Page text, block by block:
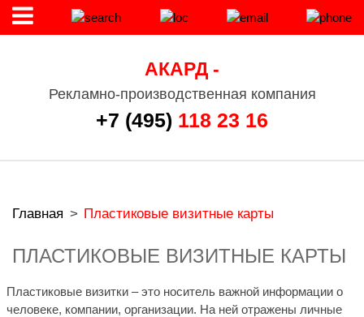
АКАРД -
Рекламно-производственная компания
+7 (495) 118 23 16
Главная > Пластиковые визитные карты
ПЛАСТИКОВЫЕ ВИЗИТНЫЕ КАРТЫ
Пластиковые визитки – это носитель важной информации о
человеке, компании, организации. На ней отражены личные